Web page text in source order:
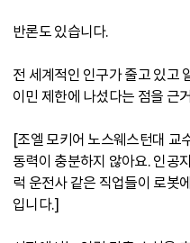
반론도 있습니다.
전 세계적인 인구가 줄고 있고
이민 제한에 나섰다는 점을 근
[조엘 모키어 노스웨스턴대 교
동력이 충분하지 않아요. 인공
럭 운전사 같은 직업들이 로봇
입니다.]